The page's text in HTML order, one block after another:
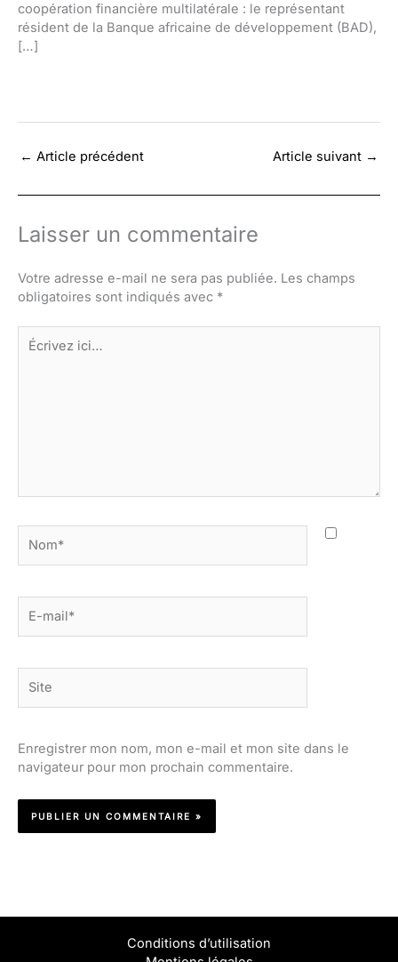
coopération financière multilatérale : le représentant
résident de la Banque africaine de développement (BAD),
[…]
← Article précédent Article suivant →
Laisser un commentaire
Votre adresse e-mail ne sera pas publiée. Les champs
obligatoires sont indiqués avec *
Écrivez
ici…
mail*
Enregistrer mon nom, mon e-mail et mon site dans le
navigateur pour mon prochain commentaire.
Conditions d’utilisation